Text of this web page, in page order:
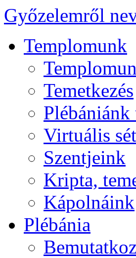
Győzelemről
Templomunk
Temetkezés
Plébániánk
Virtuális
Szentjeink
Kripta,
Kápolnáink
Plébánia